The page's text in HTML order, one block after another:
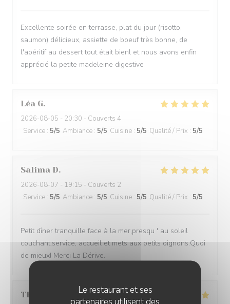
Le restaurant et ses
partenaires utilisent des
Excellente soirée en terrasse, plat du jour (risotto,
saumon) délicieux, assiette de boeuf très bonne, de
l'apéritif au dessert tout était bienl et nous avons enfin
apprécié la petite madeleine digestive
Léa G
2026-08-05 - 20:30 - Couverts 4
Service : 5/5 Ambiance : 5/5 Cuisine : 5/5 Qualité / Prix : 5/5
Salima D
2026-08-07 - 19:15 - Couverts 2
Service : 5/5 Ambiance : 5/5 Cuisine : 5/5 Qualité / Prix : 5/5
Petit dîner tranquille face à la mer,presqu ' au soleil
couchant,service, accueil et mets aux petits oignons.Quoi
de mieux! Merci La Dérive.
THERESE